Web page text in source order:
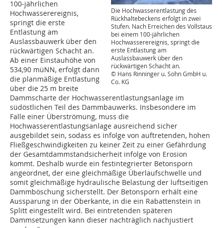
Die Hochwasserentlastung des
Rückhaltebeckens erfolgt in zwei
Stufen. Nach Erreichen des Vollstaus
bei einem 100-jährlichen
Hochwasserereignis, springt die
erste Entlastung am
Auslassbauwerk über den
rückwärtigen Schacht an.
© Hans Rinninger u. Sohn GmbH u.
Co. KG
100-jährlichen
Hochwasserereignis,
springt die erste
Entlastung am
Auslassbauwerk über den
rückwärtigen Schacht an.
Ab einer Einstauhöhe von
534,90 müNN, erfolgt dann
die planmäßige Entlastung
über die 25 m breite
Dammscharte der Hochwasserentlastungsanlage im
südöstlichen Teil des Dammbauwerks. Insbesondere im
Falle einer Überströmung, muss die
Hochwasserentlastungsanlage ausreichend sicher
ausgebildet sein, sodass es infolge von auftretenden, hohen
Fließgeschwindigkeiten zu keiner Zeit zu einer Gefährdung
der Gesamtdammstandsicherheit infolge von Erosion
kommt. Deshalb wurde ein festintegrierter Betonsporn
angeordnet, der eine gleichmäßige Überlaufschwelle und
somit gleichmäßige hydraulische Belastung der luftseitigen
Dammböschung sicherstellt. Der Betonsporn erhält eine
Aussparung in der Oberkante, in die ein Rabattenstein in
Splitt eingestellt wird. Bei eintretenden späteren
Dammsetzungen kann dieser nachträglich nachjustiert